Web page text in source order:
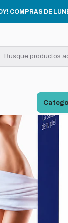
COMPRAS DE
PERSONAL